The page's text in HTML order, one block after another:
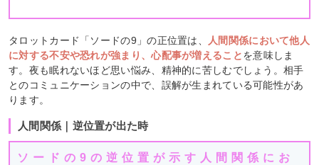
タロットカード「ソードの9」の正位置は、
人間関係において他人
に対する不安や恐れが強まり、心配事が増えることを意味しま
す。夜も眠れないほど思い悩み、精神的に苦しむでしょう。相手
とのコミュニケーションの中で、誤解が生まれている可能性があ
ります。
人間関係｜逆位置が出た時
ソードの9の逆位置が示す人間関係にお